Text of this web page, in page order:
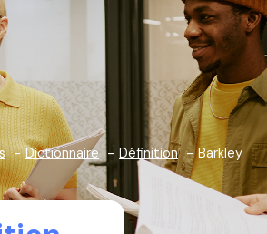
Dictionnaire Définition Barkley